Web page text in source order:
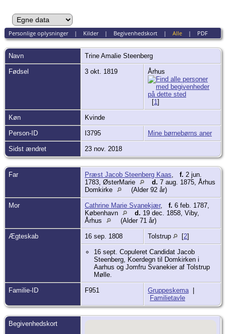
Personlige oplysninger| Kilder| Begivenhedskort| Alle| PDF
Navn Trine Amalie Steenberg
Fødsel 3 okt. 1819 Århus
[1]
Køn Kvinde
Person-ID I3795 Mine børnebørns aner
Sidst ændret 23 nov. 2018
Far Præst Jacob Steenberg Kaas, f. 2 jun.
1783, ØsterMarie
d. 7 aug. 1875, Århus
Domkirke
(Alder 92 år)
Mor Cathrine Marie Svanekjær, f. 6 feb. 1787,
København
d. 19 dec. 1858, Viby,
Århus
(Alder 71 år)
Ægteskab 16 sep. 1808 Tolstrup [2]
16 sept. Copuleret Candidat Jacob
Steenberg, Koerdegn til Domkirken i
Aarhus og Jomfru Svanekier af Tolstrup
Mølle.
Familie-ID F951 Gruppeskema|
Familietavle
Begivenhedskort